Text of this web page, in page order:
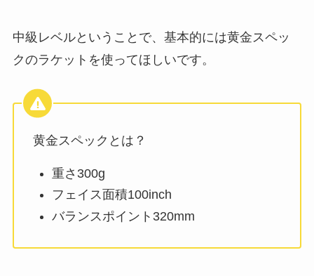
中級レベルということで、基本的には黄金スペッ
クのラケットを使ってほしいです。
黄金スペックとは？
重さ300g
フェイス面積100inch
バランスポイント320mm